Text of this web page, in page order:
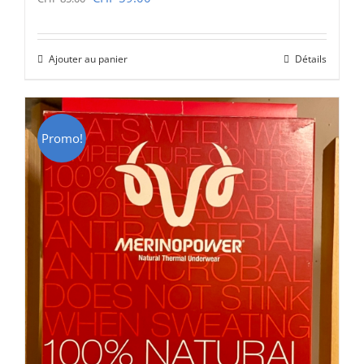
était :
CHF 85.00.CHF 59.00.
Ajouter au panier Détails
Promo!